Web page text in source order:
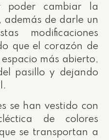
poder cambiar la
además de darle un
modificaciones
que el corazón de
más abierto,
pasillo y dejando
se han vestido con
de colores
se transportan a